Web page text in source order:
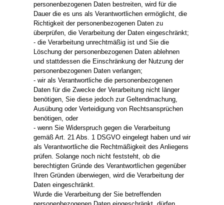
personenbezogenen Daten bestreiten, wird für die
Dauer die es uns als Verantwortlichen ermöglicht, die
Richtigkeit der personenbezogenen Daten zu
überprüfen, die Verarbeitung der Daten eingeschränkt;
- die Verarbeitung unrechtmäßig ist und Sie die
Löschung der personenbezogenen Daten ablehnen
und stattdessen die Einschränkung der Nutzung der
personenbezogenen Daten verlangen;
- wir als Verantwortliche die personenbezogenen
Daten für die Zwecke der Verarbeitung nicht länger
benötigen, Sie diese jedoch zur Geltendmachung,
Ausübung oder Verteidigung von Rechtsansprüchen
benötigen, oder
- wenn Sie Widerspruch gegen die Verarbeitung
gemäß Art. 21 Abs. 1 DSGVO eingelegt haben und wir
als Verantwortliche die Rechtmäßigkeit des Anliegens
prüfen. Solange noch nicht feststeht, ob die
berechtigten Gründe des Verantwortlichen gegenüber
Ihren Gründen überwiegen, wird die Verarbeitung der
Daten eingeschränkt.
Wurde die Verarbeitung der Sie betreffenden